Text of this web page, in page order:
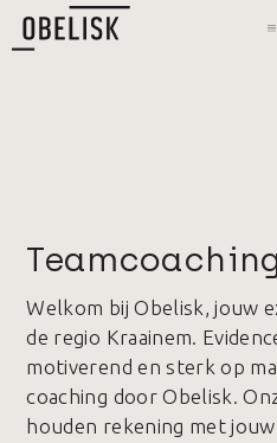
Welkom bij Obelisk, jouw
de regio Kraainem.
motiverend en sterk op
coaching door Obelisk.
houden rekening met